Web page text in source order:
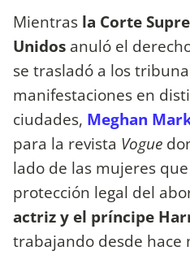
Mientras la Corte
Unidos anuló el
se trasladó a los
manifestaciones en
ciudades, Meghan
para la revista Vogue
lado de las mujeres
protección legal del
actriz y el príncipe
trabajando desde hace